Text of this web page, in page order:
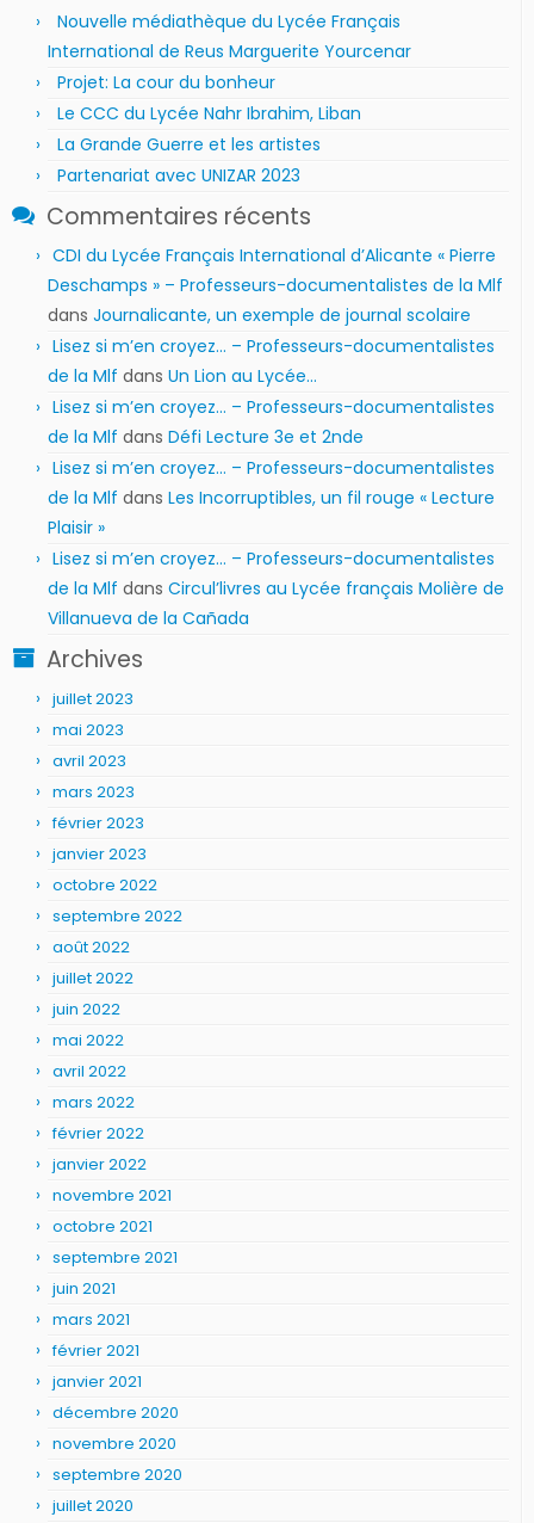
Nouvelle médiathèque du Lycée Français
International de Reus Marguerite Yourcenar
Projet: La cour du bonheur
Le CCC du Lycée Nahr Ibrahim, Liban
La Grande Guerre et les artistes
Partenariat avec UNIZAR 2023
Commentaires récents
CDI du Lycée Français International d’Alicante « Pierre
Deschamps » – Professeurs-documentalistes de la Mlf
dans Journalicante, un exemple de journal scolaire
Lisez si m’en croyez… – Professeurs-documentalistes
de la Mlf dans Un Lion au Lycée…
Lisez si m’en croyez… – Professeurs-documentalistes
de la Mlf dans Défi Lecture 3e et 2nde
Lisez si m’en croyez… – Professeurs-documentalistes
de la Mlf dans Les Incorruptibles, un fil rouge « Lecture
Plaisir »
Lisez si m’en croyez… – Professeurs-documentalistes
de la Mlf dans Circul’livres au Lycée français Molière de
Villanueva de la Cañada
Archives
juillet 2023
mai 2023
avril 2023
mars 2023
février 2023
janvier 2023
octobre 2022
septembre 2022
août 2022
juillet 2022
juin 2022
mai 2022
avril 2022
mars 2022
février 2022
janvier 2022
novembre 2021
octobre 2021
septembre 2021
juin 2021
mars 2021
février 2021
janvier 2021
décembre 2020
novembre 2020
septembre 2020
juillet 2020